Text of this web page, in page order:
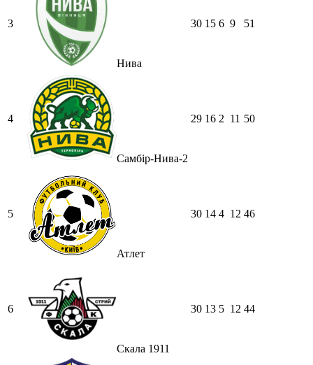
3
Нива
30 15 6 9 51
4
Самбір-Нива-2
29 16 2 11 50
5
Атлет
30 14 4 12 46
6
Скала 1911
30 13 5 12 44